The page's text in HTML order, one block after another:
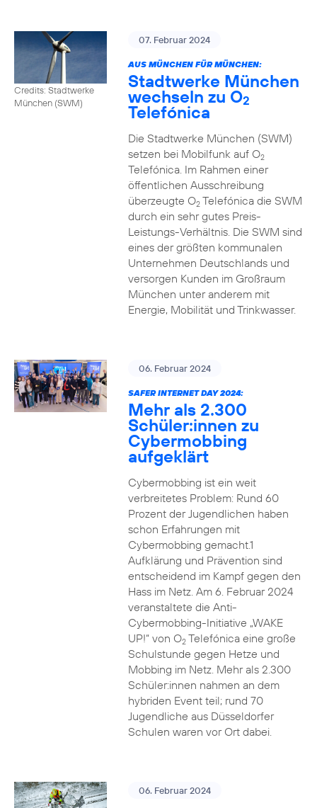
Credits: Stadtwerke
München (SWM)
07. Februar 2024
AUS MÜNCHEN FÜR MÜNCHEN:
Stadtwerke München
wechseln zu O2
Telefónica
Die Stadtwerke München (SWM)
setzen bei Mobilfunk auf O2
Telefónica. Im Rahmen einer
öffentlichen Ausschreibung
überzeugte O2Telefónica die SWM
durch ein sehr gutes Preis-
Leistungs-Verhältnis. Die SWM sind
eines der größten kommunalen
Unternehmen Deutschlands und
versorgen Kunden im Großraum
München unter anderem mit
Energie, Mobilität und Trinkwasser.
06. Februar 2024
SAFER INTERNET DAY 2024:
Mehr als 2.300
Schüler:innen zu
Cybermobbing
aufgeklärt
Cybermobbing ist ein weit
verbreitetes Problem: Rund 60
Prozent der Jugendlichen haben
schon Erfahrungen mit
Cybermobbing gemacht.1
Aufklärung und Prävention sind
entscheidend im Kampf gegen den
Hass im Netz. Am 6. Februar 2024
veranstaltete die Anti-
Cybermobbing-Initiative „WAKE
UP!“ von O2Telefónica eine große
Schulstunde gegen Hetze und
Mobbing im Netz. Mehr als 2.300
Schüler:innen nahmen an dem
hybriden Event teil; rund 70
Jugendliche aus Düsseldorfer
Schulen waren vor Ort dabei.
06. Februar 2024